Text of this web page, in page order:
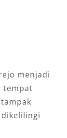
menjadi
tempat